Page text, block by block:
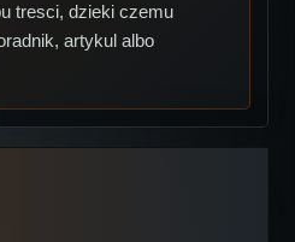
tresci, dzieki czemu
artykul albo